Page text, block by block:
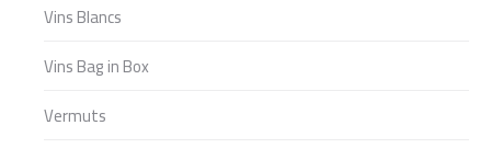
Vins Blancs
Vins Bag in Box
Vermuts